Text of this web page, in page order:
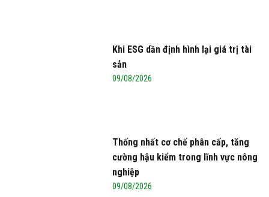
Khi ESG dần định hình lại giá trị tài
sản
09/08/2026
Thống nhất cơ chế phân cấp, tăng
cường hậu kiểm trong lĩnh vực nông
nghiệp
09/08/2026